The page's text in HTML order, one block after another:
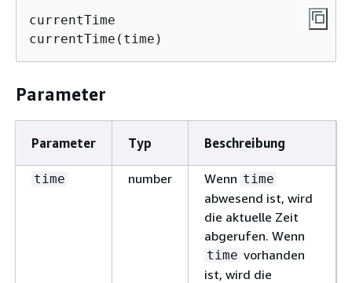
currentTime
currentTime(time)
Parameter
Parameter Typ Beschreibung
time number Wenn time
abwesend ist, wird
die aktuelle Zeit
abgerufen. Wenn
time vorhanden
ist, wird die